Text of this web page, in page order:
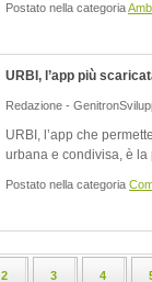
Postato nella categoria
URBI, l’app più
Redazione -
URBI, l’app che
urbana e condivisa, è
Postato nella categoria
2 3 4